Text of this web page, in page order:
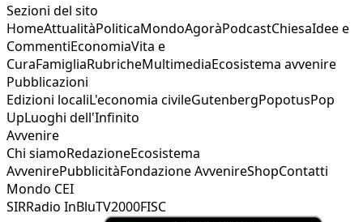
Sezioni del sito
HomeAttualitàPoliticaMondoAgoràPodcastChiesaIdee e
CommentiEconomiaVita e
CuraFamigliaRubricheMultimediaEcosistema avvenire
Pubblicazioni
Edizioni localiL'economia civileGutenbergPopotusPop
UpLuoghi dell'Infinito
Avvenire
Chi siamoRedazioneEcosistema
AvvenirePubblicitàFondazione AvvenireShopContatti
Mondo CEI
SIRRadio InBluTV2000FISC